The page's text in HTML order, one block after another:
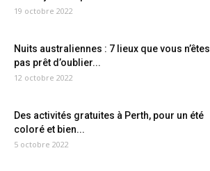
19 octobre 2022
Nuits australiennes : 7 lieux que vous n’êtes
pas prêt d’oublier...
12 octobre 2022
Des activités gratuites à Perth, pour un été
coloré et bien...
5 octobre 2022